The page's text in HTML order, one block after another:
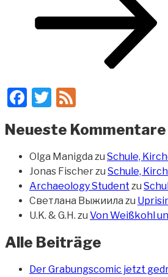
Facebook
Twitter
Neueste Kommentare
Olga Manigda zu Schule,
Jonas Fischerzu Schule,
Archaeology Student zu
Светлана Выжиила zu
U.K. & G.H. zu Von Weißkohl
Alle Beiträge
Der Grabungscomic jetzt